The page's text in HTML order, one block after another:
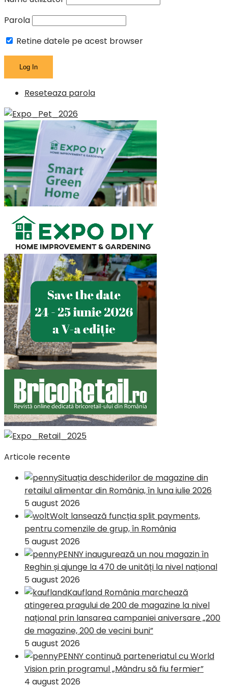
Parola
Retine datele pe acest browser
Reseteaza parola
Articole recente
Situația deschiderilor de magazine din
retailul alimentar din România, în luna iulie 2026
5 august 2026
Wolt lansează funcția split payments,
pentru comenzile de grup, în România
5 august 2026
PENNY inaugurează un nou magazin în
Reghin și ajunge la 470 de unități la nivel național
5 august 2026
Kaufland România marchează
atingerea pragului de 200 de magazine la nivel
național prin lansarea campaniei aniversare „200
de magazine, 200 de vecini buni”
5 august 2026
PENNY continuă parteneriatul cu World
Vision prin programul „Mândru să fiu fermier”
4 august 2026